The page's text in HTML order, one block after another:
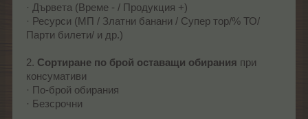
· Дървета (Време - / Продукция +)
· Ресурси (МП / Златни банани / Супер тор/% ТО/
Парти билети/ и др.)
2. Сортиране по брой оставащи обирания при
консумативи
· По-брой обирания
· Безсрочни